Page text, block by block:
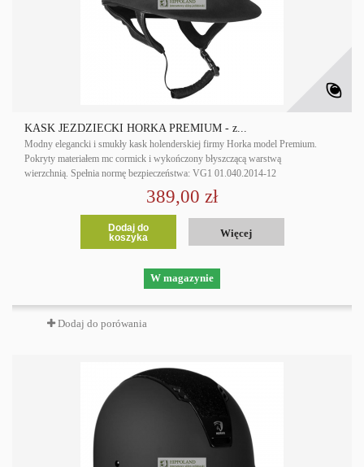
KASK JEŹDZIECKI HORKA PREMIUM - z...
Modny elegancki i smukły kask holenderskiej firmy Horka model Premium.
Pokryty materiałem mc cormick i wykończony błyszczącą warstwą
wierzchnią. Spełnia normę bezpieczeństwa: VG1 01.040.2014-12
389,00 zł
Dodaj do
koszyka
Więcej
W magazynie
Dodaj do porówania